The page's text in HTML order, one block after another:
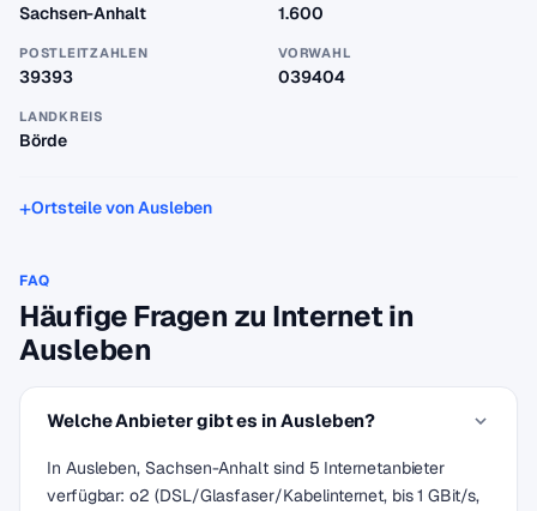
Sachsen-Anhalt 1.600
POSTLEITZAHLEN
39393
VORWAHL
039404
LANDKREIS
Börde
Ortsteile von Ausleben
FAQ
Häufige Fragen zu Internet in
Ausleben
Welche Anbieter gibt es in Ausleben?
In Ausleben, Sachsen-Anhalt sind 5 Internetanbieter
verfügbar: o2 (DSL/Glasfaser/Kabelinternet, bis 1 GBit/s,